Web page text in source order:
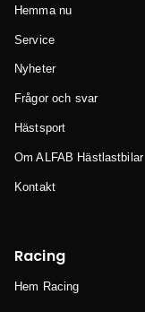
Hemma nu
Service
Nyheter
Frågor och svar
Hästsport
Om ALFAB Hästlastbilar
Kontakt
Racing
Hem Racing